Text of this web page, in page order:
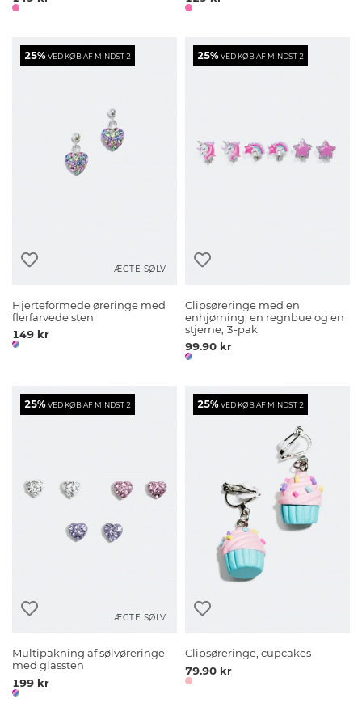
25%VED KØB AF MINDST 2
ÆGTE SØLV
Hjerteformede øreringe med
flerfarvede sten
149 kr
25%VED KØB AF MINDST 2
Clipsøreringe med en
enhjørning, en regnbue og en
stjerne, 3-pak
99.90 kr
25%VED KØB AF MINDST 2
ÆGTE SØLV
Multipakning af sølvøreringe
med glassten
199 kr
25%VED KØB AF MINDST 2
Clipsøreringe, cupcakes
79.90 kr